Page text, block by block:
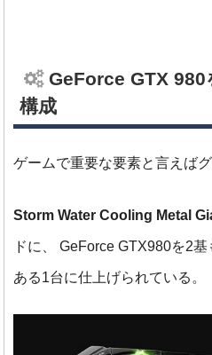
GeForce GTX
構成
ゲームで重要な要素と言えば
Storm Water Cooling Metal
ドに、 GeForce GTX980を2基
ある1台に仕上げられている。